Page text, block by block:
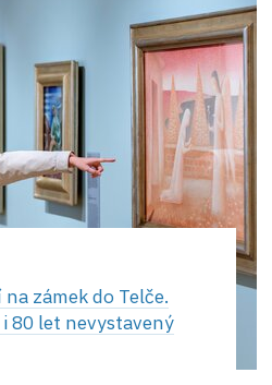
zámek do Telče.
80 let nevystavený